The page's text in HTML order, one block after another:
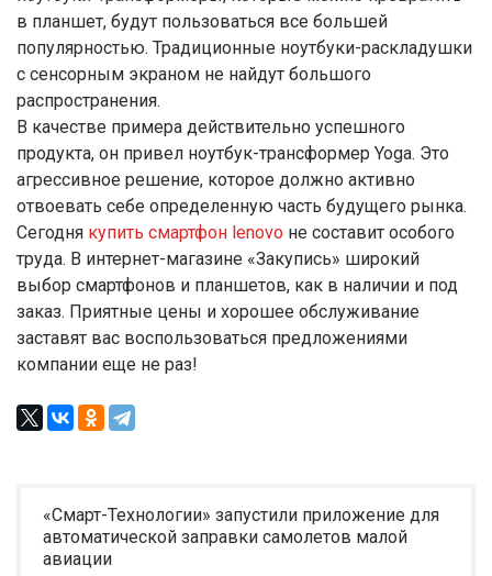
в планшет, будут пользоваться все большей
популярностью. Традиционные ноутбуки-раскладушки
с сенсорным экраном не найдут большого
распространения.
В качестве примера действительно успешного
продукта, он привел ноутбук-трансформер Yoga. Это
агрессивное решение, которое должно активно
отвоевать себе определенную часть будущего рынка.
Сегодня купить смартфон lenovo не составит особого
труда. В интернет-магазине «Закупись» широкий
выбор смартфонов и планшетов, как в наличии и под
заказ. Приятные цены и хорошее обслуживание
заставят вас воспользоваться предложениями
компании еще не раз!
«Смарт-Технологии» запустили приложение для
автоматической заправки самолетов малой
авиации